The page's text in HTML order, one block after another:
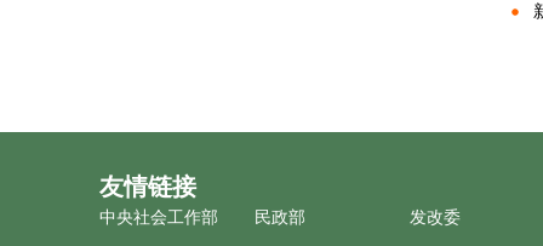
友情链接
中央社会工作部 民政部 发改委